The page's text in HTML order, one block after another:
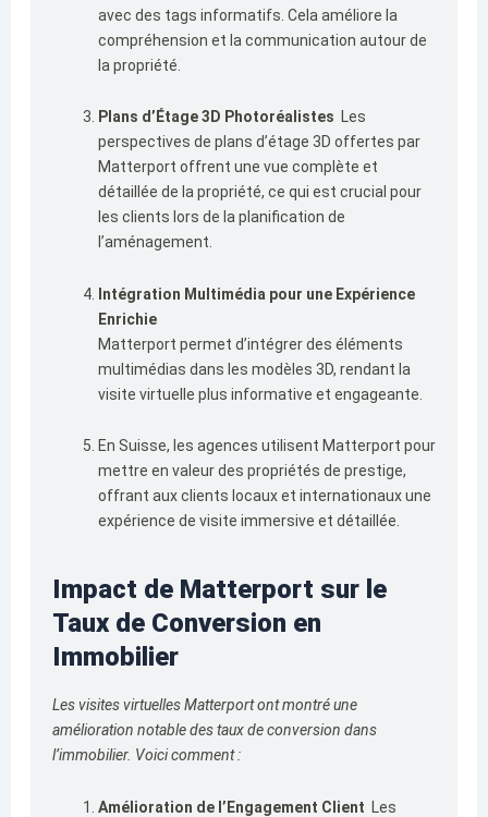
avec des tags informatifs. Cela améliore la
compréhension et la communication autour de
la propriété.
Plans d’Étage 3D Photoréalistes Les
perspectives de plans d’étage 3D offertes par
Matterport offrent une vue complète et
détaillée de la propriété, ce qui est crucial pour
les clients lors de la planification de
l’aménagement.
Intégration Multimédia pour une Expérience
Enrichie
Matterport permet d’intégrer des éléments
multimédias dans les modèles 3D, rendant la
visite virtuelle plus informative et engageante.
En Suisse, les agences utilisent Matterport pour
mettre en valeur des propriétés de prestige,
offrant aux clients locaux et internationaux une
expérience de visite immersive et détaillée.
Impact de Matterport sur le
Taux de Conversion en
Immobilier
Les visites virtuelles Matterport ont montré une
amélioration notable des taux de conversion dans
l’immobilier. Voici comment :
Amélioration de l’Engagement Client Les